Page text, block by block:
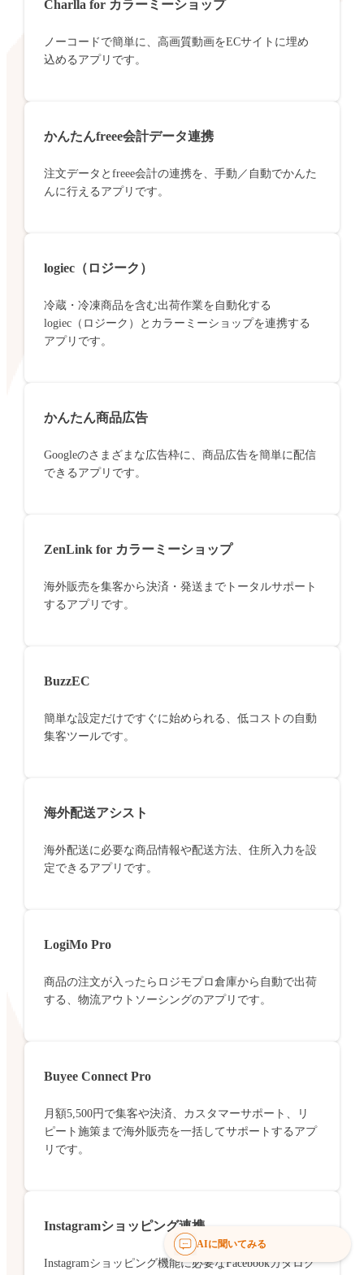
Charlla for カラーミーショップ
ノーコードで簡単に、高画質動画をECサイトに埋め
込めるアプリです。
かんたんfreee会計データ連携
注文データとfreee会計の連携を、手動／自動でかんた
んに行えるアプリです。
logiec（ロジーク）
冷蔵・冷凍商品を含む出荷作業を自動化する
logiec（ロジーク）とカラーミーショップを連携する
アプリです。
かんたん商品広告
Googleのさまざまな広告枠に、商品広告を簡単に配信
できるアプリです。
ZenLink for カラーミーショップ
海外販売を集客から決済・発送までトータルサポート
するアプリです。
BuzzEC
簡単な設定だけですぐに始められる、低コストの自動
集客ツールです。
海外配送アシスト
海外配送に必要な商品情報や配送方法、住所入力を設
定できるアプリです。
LogiMo Pro
商品の注文が入ったらロジモプロ倉庫から自動で出荷
する、物流アウトソーシングのアプリです。
Buyee Connect Pro
月額5,500円で集客や決済、カスタマーサポート、リ
ピート施策まで海外販売を一括してサポートするアプ
リです。
Instagramショッピング連携
Instagramショッピング機能に必要なFacebookカタログ
AIに聞いてみる